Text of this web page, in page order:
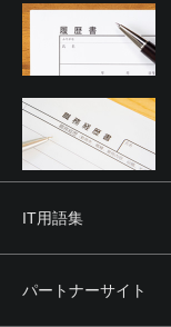
IT用語集
パートナーサイト